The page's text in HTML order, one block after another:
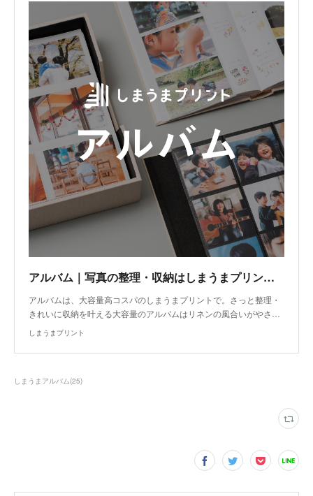
アルバム｜写真の整理・収納はしまうまプリントで
アルバムは、大容量高コスパのしまうまプリントで。さっと整理・
きれいに収納を叶える大容量のアルバムはリネンの風合いがやさ…
しまうまプリント
しまうまアルバム(25)